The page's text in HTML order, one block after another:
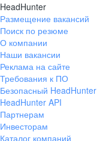
HeadHunter
Размещение вакансий
Поиск по резюме
О компании
Наши вакансии
Реклама на сайте
Требования к ПО
Безопасный HeadHunter
HeadHunter API
Партнерам
Инвесторам
Каталог компаний